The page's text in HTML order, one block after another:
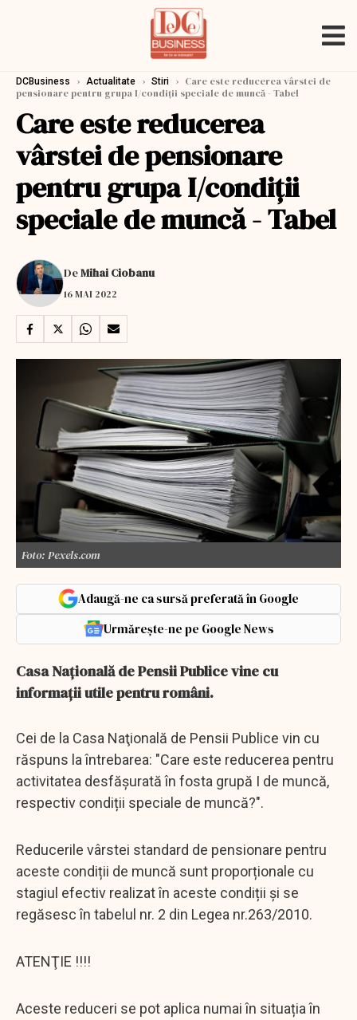
DCBusiness › Actualitate › Stiri › Care este reducerea vârstei de
pensionare pentru grupa I/condiții speciale de muncă - Tabel
Care este reducerea
vârstei de pensionare
pentru grupa I/condiții
speciale de muncă - Tabel
DeMihai Ciobanu
16 MAI 2022
Foto: Pexels.com
Adaugă-ne ca sursă preferată în Google
Urmărește-ne pe Google News
Casa Naţională de Pensii Publice vine cu
informaţii utile pentru români.
Cei de la Casa Naţională de Pensii Publice vin cu
răspuns la întrebarea: "Care este reducerea pentru
activitatea desfășurată în fosta grupă I de muncă,
respectiv condiții speciale de muncă?".
Reducerile vârstei standard de pensionare pentru
aceste condiții de muncă sunt proporționale cu
stagiul efectiv realizat în aceste condiții și se
regăsesc în tabelul nr. 2 din Legea nr.263/2010.
ATENŢIE !!!!
Aceste reduceri se pot aplica numai în situația în